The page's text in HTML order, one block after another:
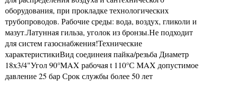
оборудования, при прокладке технологических
трубопроводов. Рабочие среды: вода, воздух, гликоли и
мазут.Латунная гильза, уголок из бронзы.Не подходит
для систем газоснабжения!Технические
характеристикиВид соединеия пайка/резьба Диаметр
18х3/4"Угол 90°MAX рабочая t 110°С MAX допустимое
давление 25 бар Срок службы более 50 лет